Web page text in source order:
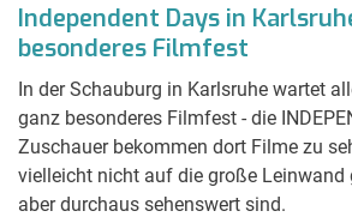
Independent Days in
besonderes Filmfest
In der Schauburg in Karlsruhe wartet
ganz besonderes Filmfest - die
Zuschauer bekommen dort Filme zu
vielleicht nicht auf die große
aber durchaus sehenswert sind.